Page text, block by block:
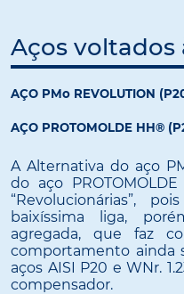
Aços voltados
AÇO PMo REVOLUTION
AÇO PROTOMOLDE HH®
A Alternativa do aço
do aço
“Revolucionárias”,
baixíssima liga,
agregada, que faz
comportamento ainda
aços AISI P20 e WNr.
compensador.